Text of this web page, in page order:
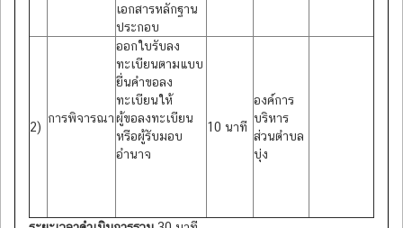
เอกสารหลักฐาน
ประกอบ
2)
การพิจารณา
ออกใบรับลง
ทะเบียนตามแบบ
ยื่นคำขอลง
ทะเบียนให้
ผู้ขอลงทะเบียน
หรือผู้รับมอบ
อำนาจ
10 นาที
องค์การ
บริหาร
ส่วนตำบล
บุ่ง